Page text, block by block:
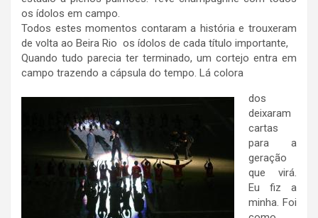
os ídolos em campo.
Todos estes momentos contaram a história e trouxeram
de volta ao Beira Rio os ídolos de cada título importante,
Quando tudo parecia ter terminado, um cortejo entra em
campo trazendo a cápsula do tempo. Lá colora
dos
deixaram
cartas
para a
geração
que virá.
Eu fiz a
minha. Foi